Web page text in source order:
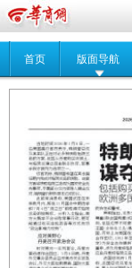
首页 版面导航